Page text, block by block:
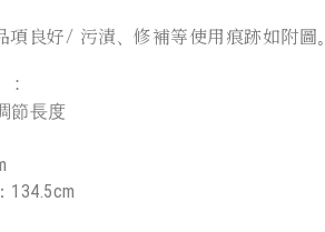
項良好/ 污漬、修補等使用痕跡如附圖。
節長度
134.5cm